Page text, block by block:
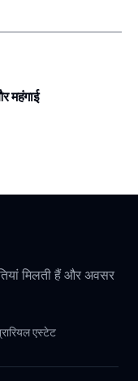
महंगाई
मिलती हैं और अवसर
रियल एस्टेट